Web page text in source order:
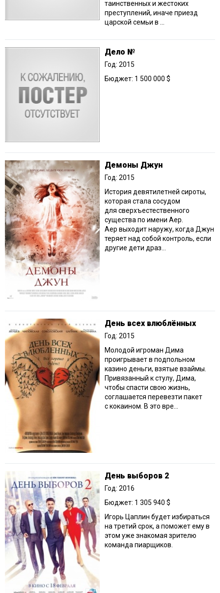
таинственных и жестоких
преступлений, иначе приезд
царской семьи в ...
Дело №
Год: 2015
Бюджет: 1 500 000 $
Демоны Джун
Год: 2015
История девятилетней сироты,
которая стала сосудом
для сверхъестественного
существа по имени Аер.
Аер выходит наружу, когда Джун
теряет над собой контроль, если
другие дети драз...
День всех влюблённых
Год: 2015
Молодой игроман Дима
проигрывает в подпольном
казино деньги, взятые взаймы.
Привязанный к стулу, Дима,
чтобы спасти свою жизнь,
соглашается перевезти пакет
с кокаином. В это вре...
День выборов 2
Год: 2016
Бюджет: 1 305 940 $
Игорь Цаплин будет избираться
на третий срок, а поможет ему в
этом уже знакомая зрителю
команда пиарщиков.